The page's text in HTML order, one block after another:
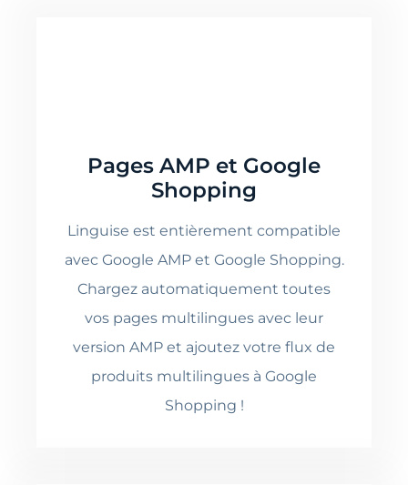
Pages AMP et Google
Shopping
Linguise est entièrement compatible
avec Google AMP et Google Shopping.
Chargez automatiquement toutes
vos pages multilingues avec leur
version AMP et ajoutez votre flux de
produits multilingues à Google
Shopping !